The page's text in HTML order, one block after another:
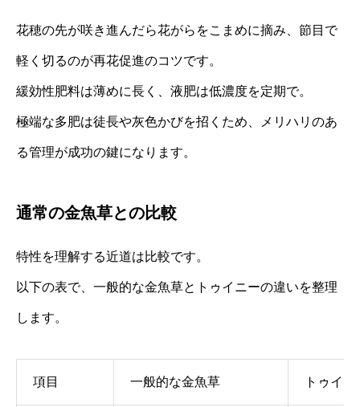
花穂の先が咲き進んだら花がらをこまめに摘み、節目で
軽く切るのが再花促進のコツです。
緩効性肥料は薄めに長く、液肥は低濃度を定期で。
極端な多肥は徒長や灰色かびを招くため、メリハリのあ
る管理が成功の鍵になります。
通常の金魚草との比較
特性を理解する近道は比較です。
以下の表で、一般的な金魚草とトゥイニーの違いを整理
します。
項目 一般的な金魚草 トゥイニ